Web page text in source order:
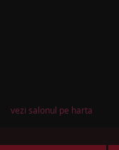
vezi salonul pe harta